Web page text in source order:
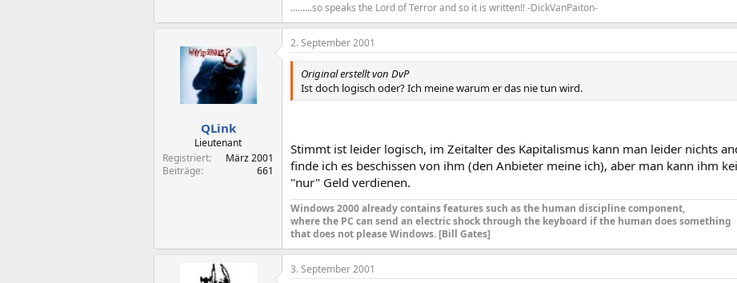
.........so speaks the Lord of Terror and so it is written!! -DickVanPaiton-
QLink
Lieutenant
Registriert
März 2001
Beiträge
661
2. September 2001
Original erstellt von DvP
Ist doch logisch oder? Ich meine warum er das nie tun wird.
Stimmt ist leider logisch, im Zeitalter des Kapitalismus kann man leider nichts
finde ich es beschissen von ihm (den Anbieter meine ich), aber man kann ihm
"nur" Geld verdienen.
Windows 2000 already contains features such as the human discipline component,
where the PC can send an electric shock through the keyboard if the human does something
that does not please Windows. [Bill Gates]
3. September 2001